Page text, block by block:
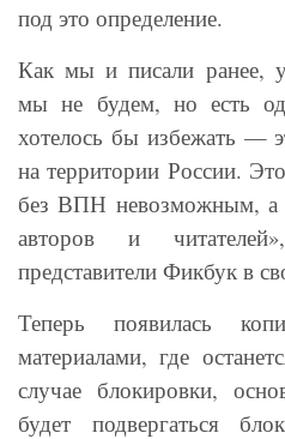
под это определение.
Как мы и писали ранее,
мы не будем, но есть
хотелось бы избежать —
на территории России.
без ВПН невозможным, а
авторов и
представители Фикбук в
Теперь появилась
материалами, где
случае блокировки,
будет подвергаться